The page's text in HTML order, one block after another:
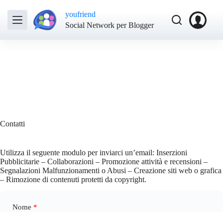
youfriend
Social Network per Blogger
Contatti
Utilizza il seguente modulo per inviarci un’email: Inserzioni
Pubblicitarie – Collaborazioni – Promozione attività e recensioni –
Segnalazioni Malfunzionamenti o Abusi – Creazione siti web o grafica
– Rimozione di contenuti protetti da copyright.
Nome